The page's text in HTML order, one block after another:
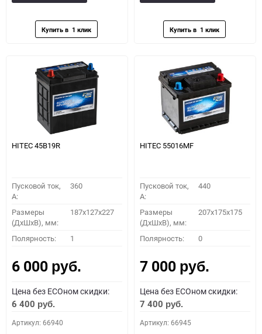
HITEC 45B19R
Пусковой ток,
A:
360
Размеры
(ДхШхВ), мм:
187x127x227
Полярность: 1
6 000 руб.
Цена без ECOном скидки:
6 400 руб.
Артикул: 66940
HITEC 55016MF
Пусковой ток,
A:
440
Размеры
(ДхШхВ), мм:
207x175x175
Полярность: 0
7 000 руб.
Цена без ECOном скидки:
7 400 руб.
Артикул: 66945